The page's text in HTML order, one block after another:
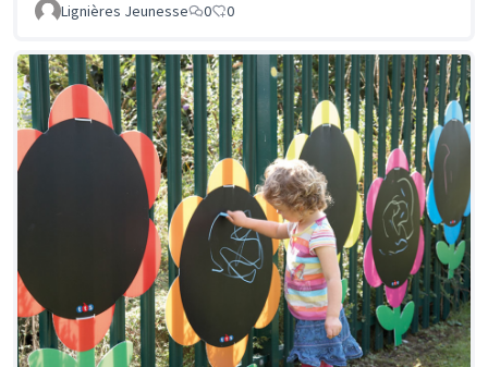
Lignières Jeunesse
0 0